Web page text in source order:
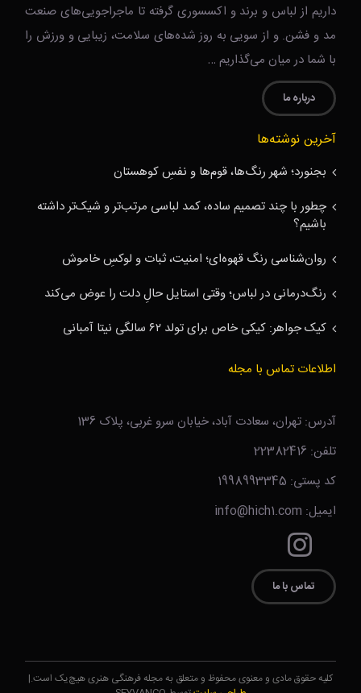
داریم از لباس و برند و اکسسوری گرفته تا ماجراجویی‌های صنعت
مد و فشن. و از سویی به روز شده‌های سلامت، زیبایی و ورزش را
با شما در میان می‌گذاریم …
درباره ما
آخرین نوشته‌ها
بجنورد؛ شهر رنگ‌ها، قوم‌ها و نفسِ کوهستان
چطور با چند تصمیم ساده، کمد لباسی مرتب‌تر و شیک‌تر داشته
باشیم؟
روان‌شناسی رنگ قهوه‌ای؛ امنیت، ثبات و لوکسِ خاموش
رنگ‌درمانی در لباس؛ وقتی استایل حالِ دلت را عوض می‌کند
کیک جواهر: کیکی خاص برای تولد ۶۲ سالگی نیتا آمبانی
اطلاعات تماس با مجله
آدرس: تهران، سعادت آباد، خیابان سرو غربی، پلاک 136
تلفن: 22382416
کد پستی: 1998993345
ایمیل: info@hich1.com
تماس با ما
کلیه حقوق مادی و معنوی محفوظ و متعلق به مجله فرهنگی هنری هیچ‌یک است.|